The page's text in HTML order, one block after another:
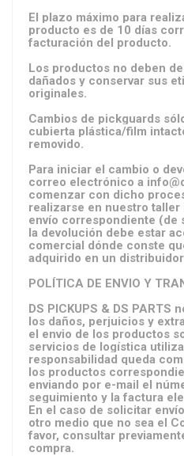
El plazo máximo para
producto es de 10 días
facturación del producto.
Los productos no deben
dañados y conservar sus
originales.
Cambios de pickguards
cubierta plástica/film
removido.
Para iniciar el cambio o
correo electrónico a
comenzar con dicho
realizarse en nuestro
envío correspondiente (de
la devolución debe estar
comercial dónde conste
adquirido en un
POLÍTICA DE ENVIO Y
DS PICKUPS & DS PARTS
los daños, perjuicios y
el envio de los productos
servicios de logística
responsabilidad queda
los productos
enviando por e-mail el
seguimiento y la factura
En el caso de solicitar
otro medio que no sea el
favor, consultar
compra.